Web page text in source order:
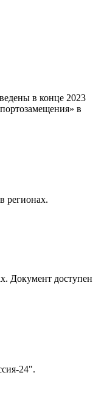
в конце 2023
в
регионах.
Документ доступен
24".